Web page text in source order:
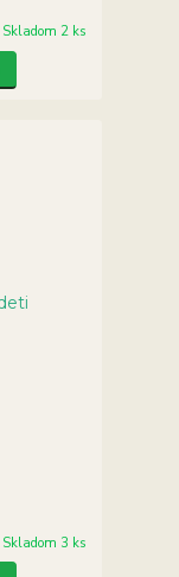
Skladom 2 ks
Skladom 3 ks